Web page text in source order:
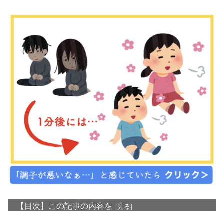
【目次】この記事の内容を